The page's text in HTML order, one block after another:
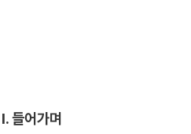
Ⅰ. 들어가며